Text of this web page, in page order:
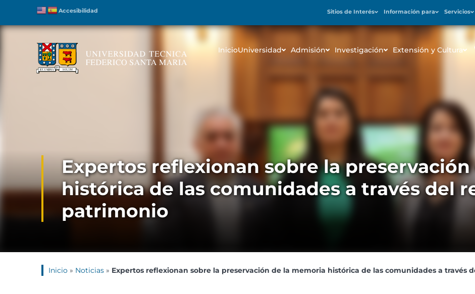
Accesibilidad Sitios de Interés Información para Servicios
InicioUniversidad Admisión Investigación Extensión y Cultura
Expertos reflexionan sobre la
histórica de las comunidades a través del
patrimonio
Inicio » Noticias » Expertos reflexionan sobre la preservación de la memoria histórica de las comunidades a través